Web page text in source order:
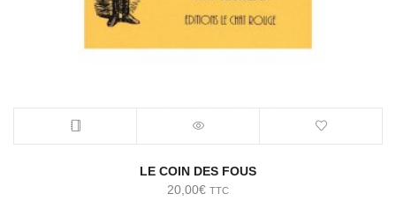
LE COIN DES FOUS
20,00€ TTC